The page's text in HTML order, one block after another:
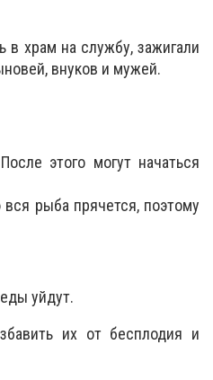
храм на службу, зажигали
внуков и мужей.
этого могут начаться
рыба прячется, поэтому
уйдут.
их от бесплодия и